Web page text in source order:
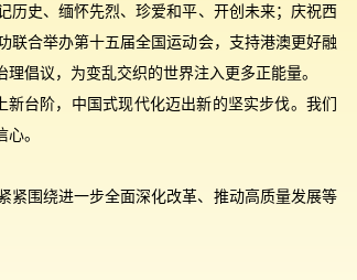
历史、缅怀先烈、珍爱和平、开创未来；庆祝西
联合举办第十五届全国运动会，支持港澳更好融
倡议，为变乱交织的世界注入更多正能量。
台阶，中国式现代化迈出新的坚实步伐。我们
。
紧围绕进一步全面深化改革、推动高质量发展等